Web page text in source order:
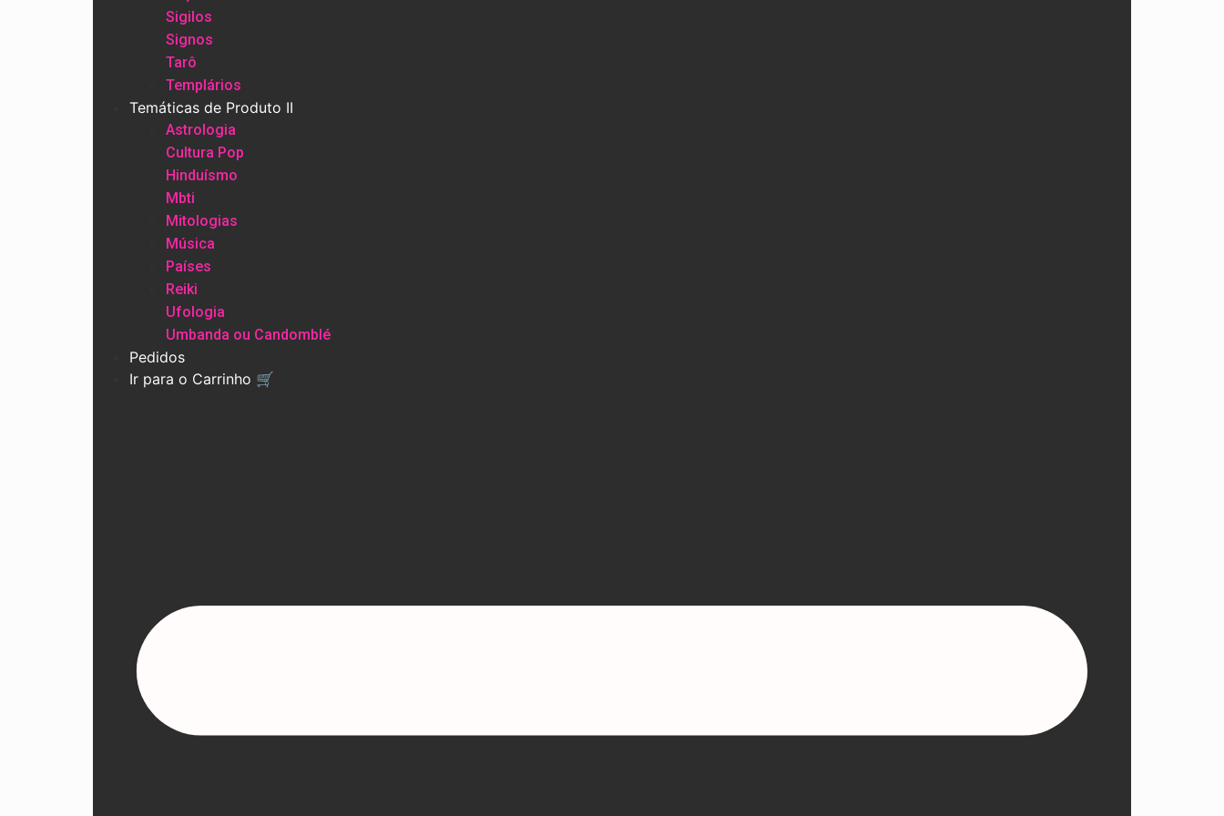
Sigilos
Signos
Tarô
Templários
Temáticas de Produto II
Astrologia
Cultura Pop
Hinduísmo
Mbti
Mitologias
Música
Países
Reiki
Ufologia
Umbanda ou Candomblé
Pedidos
Ir para o Carrinho 🛒